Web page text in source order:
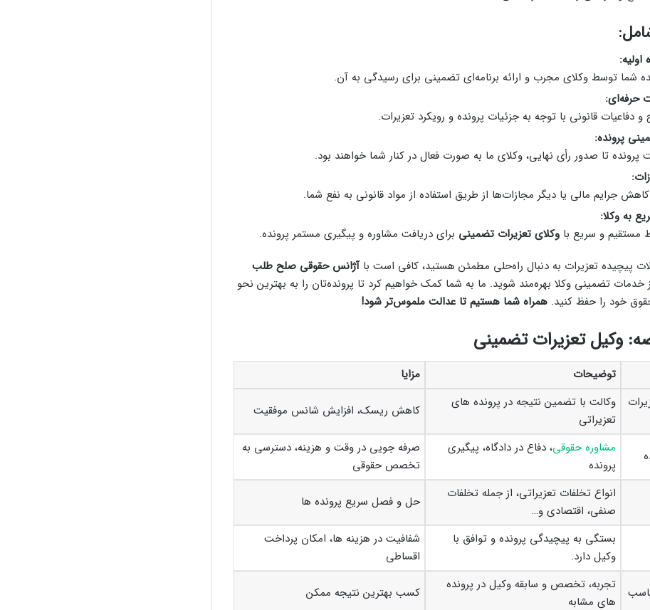
اولیه:
شما توسط وکلای مجرب و ارائه برنامه‌ای تضمینی برای رسیدگی به آن.
حرفه‌ای:
و دفاعیات قانونی با توجه به جزئیات پرونده و رویکرد تعزیرات.
پرونده:
پرونده تا صدور رأی نهایی، وکلای ما به صورت فعال در کنار شما خواهند بود.
جرایم مالی یا دیگر مجازات‌ها از طریق استفاده از مواد قانونی به نفع شما.
به وکلا:
مستقیم و سریع با وکلای تعزیرات تضمینی برای دریافت مشاوره و پیگیری مستمر پرونده.
پیچیده تعزیرات به دنبال راه‌حلی مطمئن هستید، کافی است باآژانس حقوقی صلح طلب
خدمات تضمینی وکلا بهره‌مند شوید. ما به شما کمک خواهیم کرد تا پرونده‌تان را به بهترین نحو
خود را حفظ کنید. همراه شما هستیم تا عدالت ملموس‌تر شود!
وکیل تعزیرات تضمینی
توضیحات
مزایا
وکالت با تضمین نتیجه در پرونده های
تعزیراتی
کاهش ریسک، افزایش شانس موفقیت
مشاوره حقوقی، دفاع در دادگاه، پیگیری
پرونده
صرفه جویی در وقت و هزینه، دسترسی به
تخصص حقوقی
انواع تخلفات تعزیراتی، از جمله تخلفات
صنفی، اقتصادی و…
حل و فصل سریع پرونده ها
بستگی به پیچیدگی پرونده و توافق با
وکیل دارد.
شفافیت در هزینه ها، امکان پرداخت
اقساطی
تجربه، تخصص و سابقه وکیل در پرونده
های مشابه
کسب بهترین نتیجه ممکن